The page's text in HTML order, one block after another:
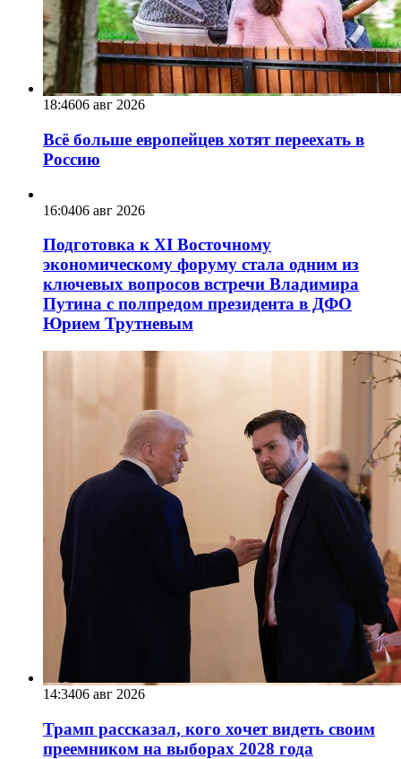
18:4606 авг 2026
Всё больше европейцев хотят переехать в
Россию
16:0406 авг 2026
Подготовка к XI Восточному
экономическому форуму стала одним из
ключевых вопросов встречи Владимира
Путина с полпредом президента в ДФО
Юрием Трутневым
14:3406 авг 2026
Трамп рассказал, кого хочет видеть своим
преемником на выборах 2028 года